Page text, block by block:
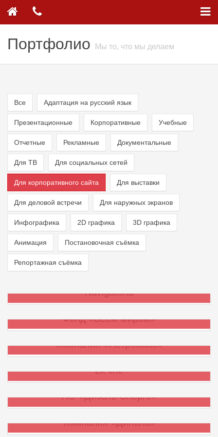
Портфолио Мы то, что мы делаем
Все Адаптация на русский язык
Презентационные Корпоративные Учебные
Отчетные Рекламные Документальные
Для ТВ Для социальных сетей
Для корпоративного сайта Для выставки
Для деловой встречи Для наружных экранов
Инфографика 2D графика 3D графика
Анимация Постановочная съёмка
Репортажная съёмка
Navigatoria
Фонд «Всем миром»
Компания «Петромакс»
2k-line
ПО «Дизель-Энерго»
Компания «Диполь»